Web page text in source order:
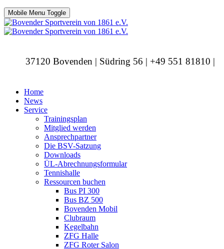
Mobile Menu Toggle
37120 Bovenden | Südring 56 | +49 551 81810 |
Home
News
Service
Trainingsplan
Mitglied werden
Ansprechpartner
Die BSV-Satzung
Downloads
ÜL-Abrechnungsformular
Tennishalle
Ressourcen buchen
Bus PI 300
Bus BZ 500
Bovenden Mobil
Clubraum
Kegelbahn
ZFG Halle
ZFG Roter Salon